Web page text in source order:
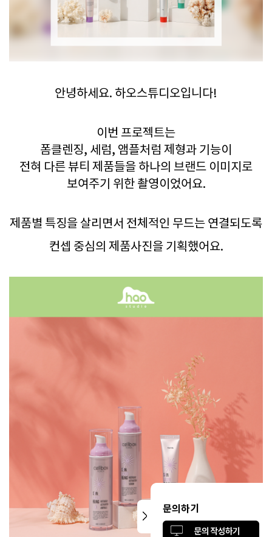
문의하기
안녕하세요. 하오스튜디오입니다!
이번 프로젝트는
폼클렌징, 세럼, 앰플처럼 제형과 기능이
전혀 다른 뷰티 제품들을 하나의 브랜드 이미지로
보여주기 위한 촬영이었어요.
제품별 특징을 살리면서 전체적인 무드는 연결되도록
컨셉 중심의 제품사진을 기획했어요.